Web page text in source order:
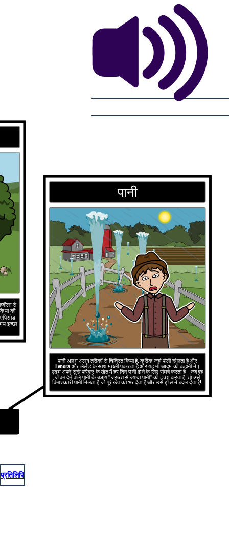
पानी
से
की
इच्छा
पानी अलग अलग तरीकों से चित्रित किया है: क्रीक जहां पोली खेलता है और
Lenora और लेलैंड के साथ मछली पकड़ता है और यह भी आदम की कहानी में।
एडम अपने सूखे परिवार के खेत में हर दिन पानी ढोने के लिए संघर्ष करता है। जब वह
जीवन देने वाले पानी के बजाय "जरूरत से ज्यादा पानी" की इच्छा करता है, तो उसे
विनाशकारी पानी मिलता है जो पूरे खेत को भर देता है और उसे झील में बदल देता है!
प्रतिलिपि